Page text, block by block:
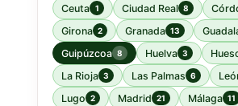
Ceuta 1 Ciudad Real 8
Girona 2 Granada 13
Guipúzcoa 8 Huelva 3
La Rioja 3 Las Palmas 6
Lugo 2 Madrid 21 Málaga 11